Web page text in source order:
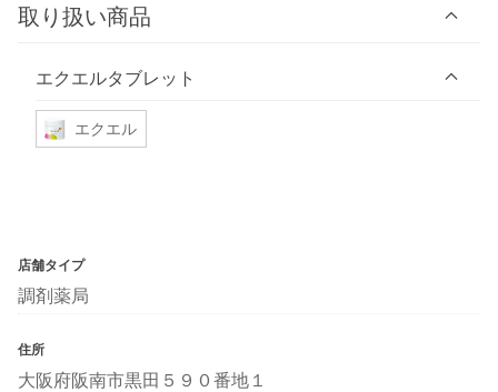
取り扱い商品
エクエルタブレット
エクエル
店舗タイプ
調剤薬局
住所
大阪府阪南市黒田５９０番地１